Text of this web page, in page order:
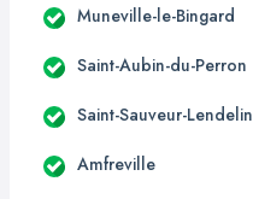
Muneville-le-Bingard
Saint-Aubin-du-Perron
Saint-Sauveur-Lendelin
Amfreville